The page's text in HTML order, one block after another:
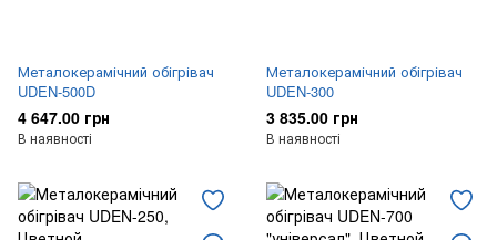
Металокерамічний обігрівач
UDEN-500D
4 647.00 грн
В наявності
Металокерамічний обігрівач
UDEN-300
3 835.00 грн
В наявності